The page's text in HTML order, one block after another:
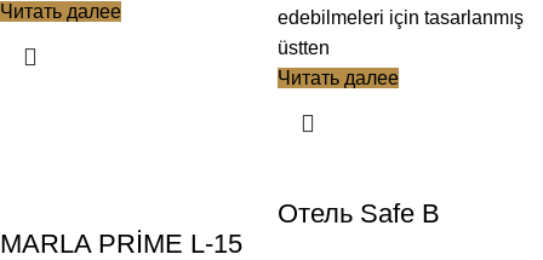
Читать далее
edebilmeleri için tasarlanmış
üstten
Читать далее
MARLA PRİME L-15
Отель Safe B